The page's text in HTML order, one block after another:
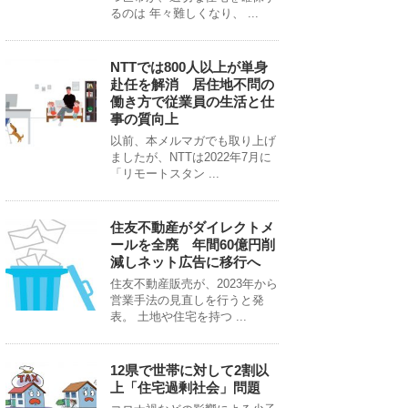
るのは 年々難しくなり、 ...
NTTでは800人以上が単身
赴任を解消 居住地不問の
働き方で従業員の生活と仕
事の質向上
以前、本メルマガでも取り上げ
ましたが、NTTは2022年7月に
「リモートスタン ...
住友不動産がダイレクトメ
ールを全廃 年間60億円削
減しネット広告に移行へ
住友不動産販売が、2023年から
営業手法の見直しを行うと発
表。 土地や住宅を持つ ...
12県で世帯に対して2割以
上「住宅過剰社会」問題